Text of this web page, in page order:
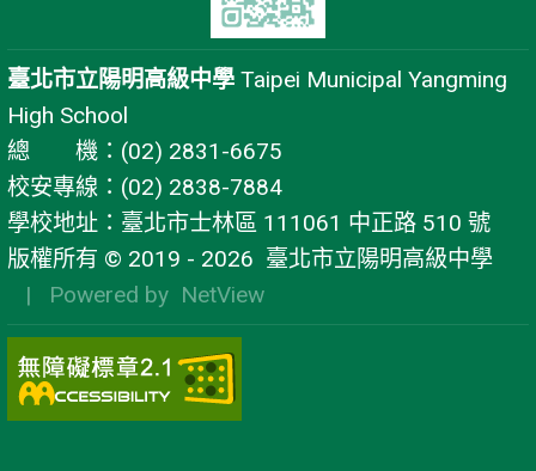
臺北市立陽明高級中學 Taipei Municipal Yangming
High School
總 機：(02) 2831-6675
校安專線：(02) 2838-7884
學校地址：臺北市士林區 111061 中正路 510 號
版權所有 © 2019 - 2026 臺北市立陽明高級中學
| Powered by NetView